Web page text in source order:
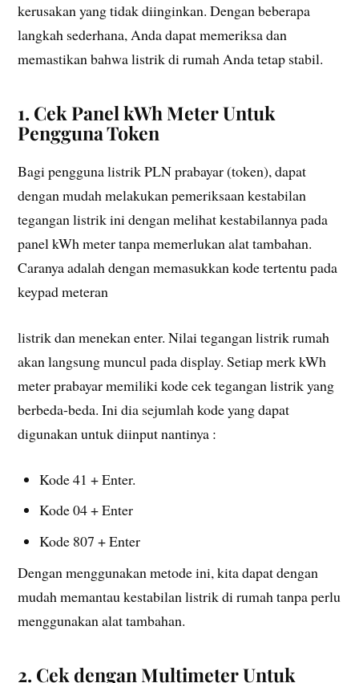
kerusakan yang tidak diinginkan. Dengan beberapa
langkah sederhana, Anda dapat memeriksa dan
memastikan bahwa listrik di rumah Anda tetap stabil.
1. Cek Panel kWh Meter Untuk
Pengguna Token
Bagi pengguna listrik PLN prabayar (token), dapat
dengan mudah melakukan pemeriksaan kestabilan
tegangan listrik ini dengan melihat kestabilannya pada
panel kWh meter tanpa memerlukan alat tambahan.
Caranya adalah dengan memasukkan kode tertentu pada
keypad meteran
listrik dan menekan enter. Nilai tegangan listrik rumah
akan langsung muncul pada display. Setiap merk kWh
meter prabayar memiliki kode cek tegangan listrik yang
berbeda-beda. Ini dia sejumlah kode yang dapat
digunakan untuk diinput nantinya :
Kode 41 + Enter.
Kode 04 + Enter
Kode 807 + Enter
Dengan menggunakan metode ini, kita dapat dengan
mudah memantau kestabilan listrik di rumah tanpa perlu
menggunakan alat tambahan.
2. Cek dengan Multimeter Untuk